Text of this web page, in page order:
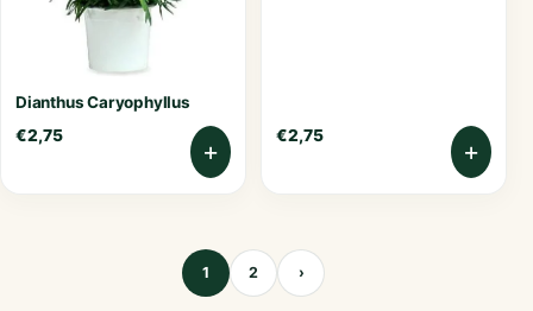
Dianthus Caryophyllus
€2,75
+
€2,75
+
1 2 ›